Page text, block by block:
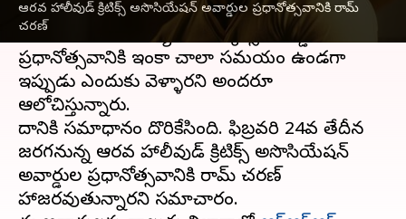
ఆరవ హాలీవుడ్ క్రిటిక్స్ అసొసియేషన్ అవార్డుల ప్రధానోత్సవానికి రామ్
చరణ్
మెగా పవర్ స్టార్ పవర్ స్టార్ రామ్ చరణ్, ప్రస్తుతం
అమెరికా పయనమయ్యారు. ఆస్కార్స్ అవార్డుల
ప్రధానోత్సవానికి ఇంకా చాలా సమయం ఉండగా
ఇప్పుడు ఎందుకు వెళ్ళారని అందరూ
ఆలోచిస్తున్నారు.
దానికి సమాధానం దొరికేసింది. ఫిబ్రవరి 24వ తేదీన
జరగనున్న ఆరవ హాలీవుడ్ క్రిటిక్స్ అసొసియేషన్
అవార్డుల ప్రధానోత్సవానికి రామ్ చరణ్
హాజరవుతున్నారని సమాచారం.